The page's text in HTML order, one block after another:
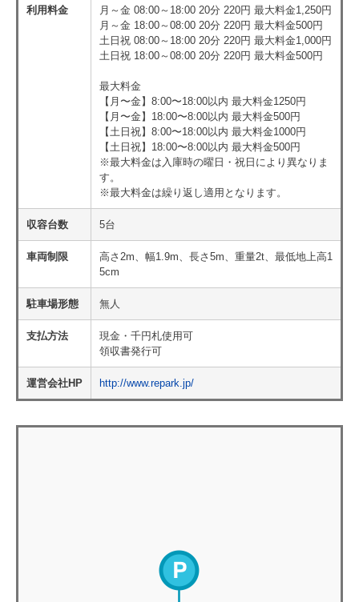
利用料金
月～金 08:00～18:00 20分 220円 最大料金1,250円
月～金 18:00～08:00 20分 220円 最大料金500円
土日祝 08:00～18:00 20分 220円 最大料金1,000円
土日祝 18:00～08:00 20分 220円 最大料金500円
最大料金
【月〜金】8:00〜18:00以内 最大料金1250円
【月〜金】18:00〜8:00以内 最大料金500円
【土日祝】8:00〜18:00以内 最大料金1000円
【土日祝】18:00〜8:00以内 最大料金500円
※最大料金は入庫時の曜日・祝日により異なりま
す。
※最大料金は繰り返し適用となります。
収容台数 5台
車両制限
高さ2m、幅1.9m、長さ5m、重量2t、最低地上高1
5cm
駐車場形態 無人
支払方法
現金・千円札使用可
領収書発行可
運営会社HP http://www.repark.jp/